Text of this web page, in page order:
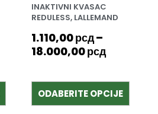
stranici
proizvoda.
INAKTIVNI KVASAC
REDULESS, LALLEMAND
1.110,00рсд–
18.000,00рсд
ODABERITE OPCIJE